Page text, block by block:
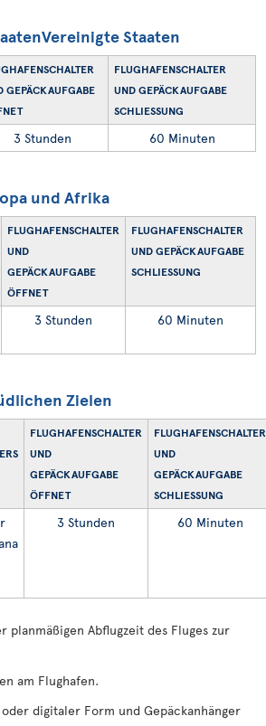
Staaten
GEPÄCKAUFGABE
FLUGHAFENSCHALTER
UND GEPÄCKAUFGABE
SCHLIESSUNG
3 Stunden 60 Minuten
und Afrika
FLUGHAFENSCHALTER
UND
GEPÄCKAUFGABE
ÖFFNET
FLUGHAFENSCHALTER
UND GEPÄCKAUFGABE
SCHLIESSUNG
3 Stunden 60 Minuten
Zielen
FLUGHAFENSCHALTER
UND
GEPÄCKAUFGABE
ÖFFNET
FLUGHAFENSCHALTER
UND
GEPÄCKAUFGABE
SCHLIESSUNG
3 Stunden 60 Minuten
planmäßigen Abflugzeit des Fluges zur
am Flughafen.
digitaler Form und Gepäckanhänger